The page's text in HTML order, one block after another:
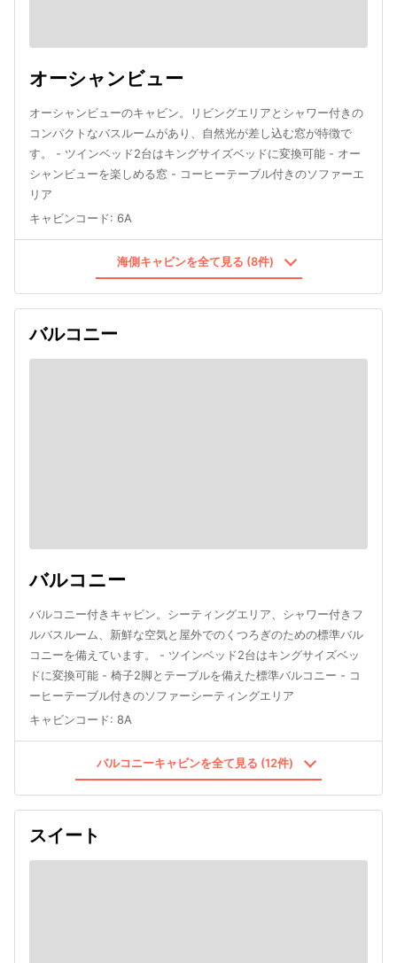
オーシャンビュー
オーシャンビューのキャビン。リビングエリアとシャワー付きの
コンパクトなバスルームがあり、自然光が差し込む窓が特徴で
す。 - ツインベッド2台はキングサイズベッドに変換可能 - オー
シャンビューを楽しめる窓 - コーヒーテーブル付きのソファーエ
リア
キャビンコード: 6A
海側キャビンを全て見る (8件)
バルコニー
バルコニー
バルコニー付きキャビン。シーティングエリア、シャワー付きフ
ルバスルーム、新鮮な空気と屋外でのくつろぎのための標準バル
コニーを備えています。 - ツインベッド2台はキングサイズベッ
ドに変換可能 - 椅子2脚とテーブルを備えた標準バルコニー - コ
ーヒーテーブル付きのソファーシーティングエリア
キャビンコード: 8A
バルコニーキャビンを全て見る (12件)
スイート